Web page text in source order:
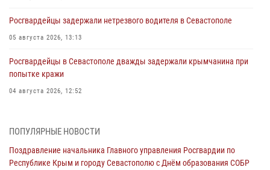
Росгвардейцы задержали нетрезвого водителя в Севастополе
05 августа 2026, 13:13
Росгвардейцы в Севастополе дважды задержали крымчанина при
попытке кражи
04 августа 2026, 12:52
мужчину
ПОПУЛЯРНЫЕ НОВОСТИ
Поздравление начальника Главного управления Росгвардии по
Республике Крым и городу Севастополю с Днём образования СОБР